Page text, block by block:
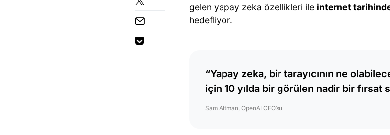
gelen yapay zeka özellikleri ile internet
hedefliyor.
“Yapay zeka, bir tarayıcının ne
için 10 yılda bir görülen nadir bir fırsat
Sam Altman, OpenAI CEO’su